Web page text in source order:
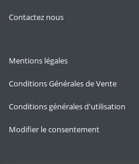
Contactez nous
Mentions légales
Conditions Générales de Vente
Conditions générales d'utilisation
Modifier le consentement